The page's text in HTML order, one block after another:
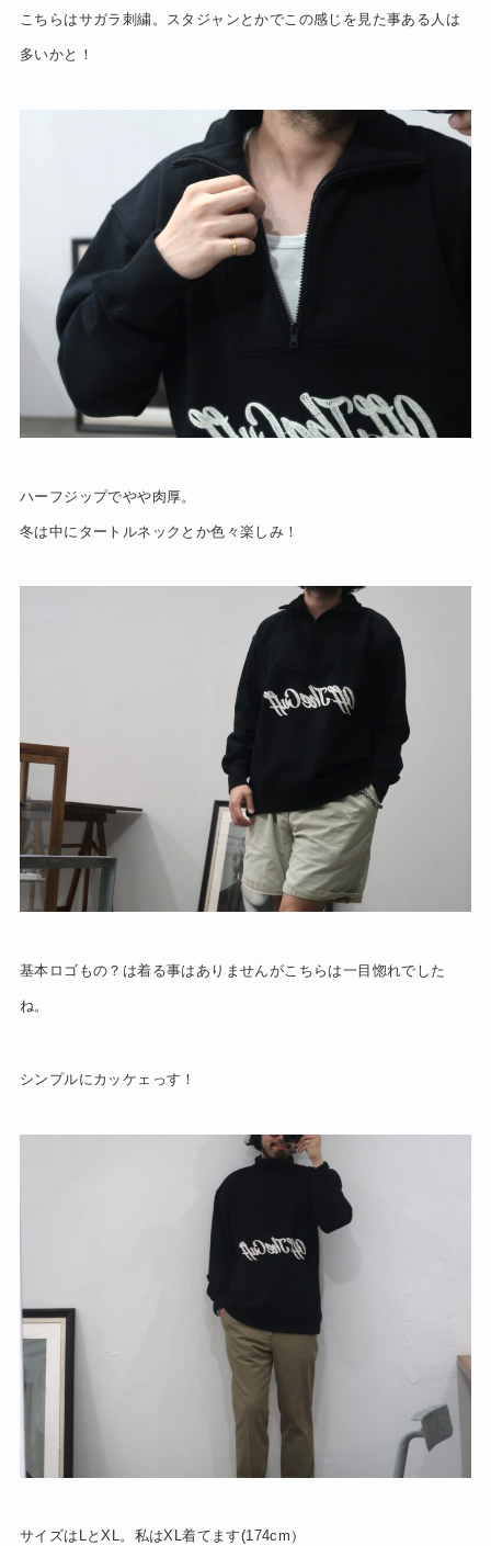
こちらはサガラ刺繍。スタジャンとかでこの感じを見た事ある人は
多いかと！
ハーフジップでやや肉厚。
冬は中にタートルネックとか色々楽しみ！
基本ロゴもの？は着る事はありませんがこちらは一目惚れでした
ね。
シンプルにカッケェっす！
サイズはLとXL。私はXL着てます(174cm）